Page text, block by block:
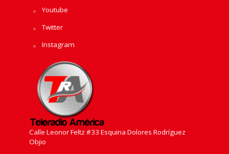
Youtube
Twitter
Instagram
Calle Leonor Feltz #33 Esquina Dolores Rodríguez
Objio